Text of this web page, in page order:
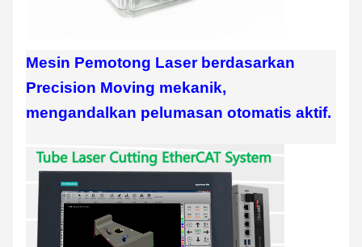
Mesin Pemotong Laser berdasarkan
Precision Moving mekanik,
mengandalkan pelumasan otomatis aktif.